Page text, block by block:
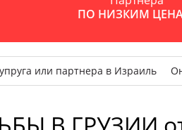
ПО НИЗКИМ
или партнера в Израиль